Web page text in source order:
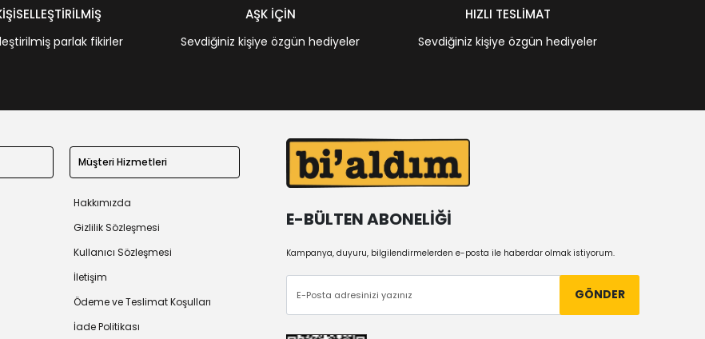
parlak fikirler
AŞK İÇİN
Sevdiğiniz kişiye özgün hediyeler
HIZLI TESLİMAT
Sevdiğiniz kişiye özgün hediyeler
Müşteri Hizmetleri
Hakkımızda
Gizlilik Sözleşmesi
Kullanıcı Sözleşmesi
İletişim
Ödeme ve Teslimat Koşulları
İade Politikası
E-BÜLTEN ABONELİĞİ
Kampanya, duyuru, bilgilendirmelerden e-posta ile haberdar olmak istiyorum.
GÖNDER